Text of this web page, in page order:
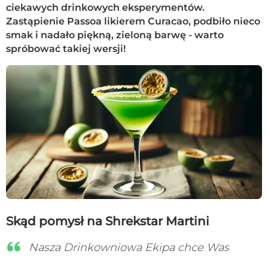
ciekawych drinkowych eksperymentów.
Zastąpienie Passoa likierem Curacao, podbiło nieco
smak i nadało piękną, zieloną barwę - warto
spróbować takiej wersji!
Skąd pomysł na Shrekstar Martini
Nasza Drinkowniowa Ekipa chce Was